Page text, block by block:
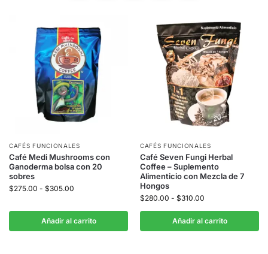
CAFÉS FUNCIONALES
Café Medi Mushrooms con
Ganoderma bolsa con 20
sobres
$275.00 - $305.00
Añadir al carrito
CAFÉS FUNCIONALES
Café Seven Fungi Herbal
Coffee – Suplemento
Alimenticio con Mezcla de 7
Hongos
$280.00 - $310.00
Añadir al carrito